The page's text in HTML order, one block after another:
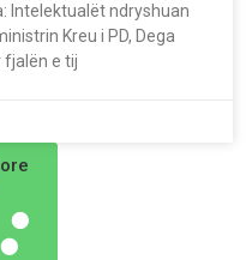
Intelektualët ndryshuan
Kreu i PD, Dega
fjalën e tij